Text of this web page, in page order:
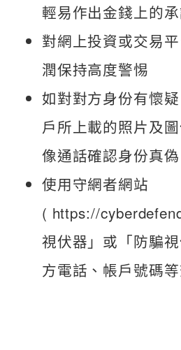
輕易作出金錢上的
對網上投資或交易
潤保持高度警惕
如對對方身份有懷
戶所上載的照片及
像通話確認身份真偽
使用守網者網站
( https://
視伏器」或「防騙
方電話、帳戶號碼